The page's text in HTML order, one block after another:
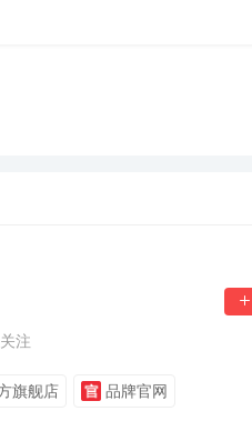
注
旗舰店 品牌官网